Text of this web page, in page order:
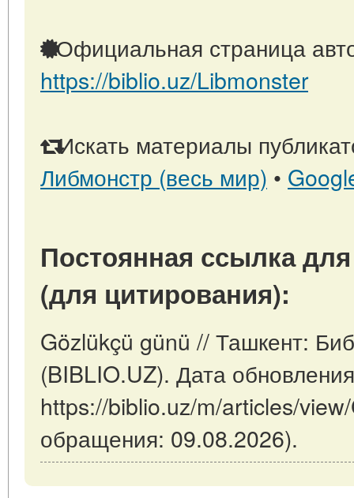
Официальная страница
https://biblio.uz/Libmonster
Искать материалы
Либмонстр (весь мир) •
Постоянная ссылка
(для цитирования):
Gözlükçü günü // Ташкент:
(BIBLIO.UZ). Дата
https://biblio.uz/m/articles/
обращения: 09.08.2026).